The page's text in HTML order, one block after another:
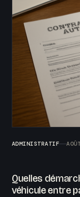
ADMINISTRATIF
Quelles
véhicule entre